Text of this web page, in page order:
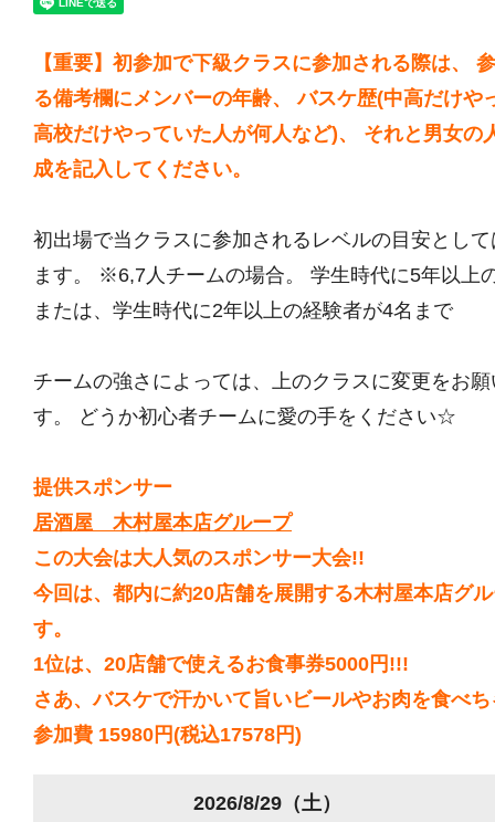
【重要】初参加で下級クラスに参加される際は、
る備考欄にメンバーの年齢、 バスケ歴(中高だけや
高校だけやっていた人が何人など)、 それと男女の
成を記入してください。
初出場で当クラスに参加されるレベルの目安とし
ます。 ※6,7人チームの場合。 学生時代に5年以上
または、学生時代に2年以上の経験者が4名まで
チームの強さによっては、上のクラスに変更をお
す。 どうか初心者チームに愛の手をください☆
提供スポンサー
居酒屋 木村屋本店グループ
この大会は大人気のスポンサー大会!!
今回は、都内に約20店舗を展開する木村屋本店グ
す。
1位は、20店舗で使えるお食事券5000円!!!
さあ、バスケで汗かいて旨いビールやお肉を食べ
参加費 15980円(税込17578円)
2026/8/29（土）